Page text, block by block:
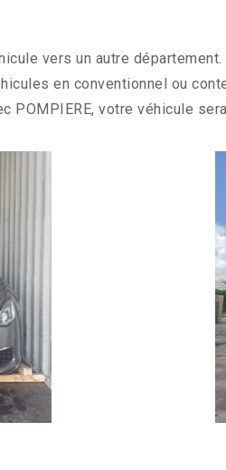
vers un autre
en conventionnel ou
POMPIERE, votre véhicule